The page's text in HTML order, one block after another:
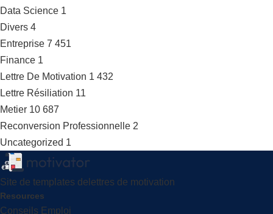
Data Science 1
Divers 4
Entreprise 7 451
Finance 1
Lettre De Motivation 1 432
Lettre Résiliation 11
Metier 10 687
Reconversion Professionnelle 2
Uncategorized 1
Site de templates delettres de motivation
Resources
Conseils Emploi